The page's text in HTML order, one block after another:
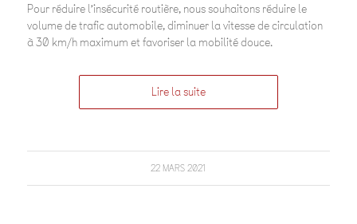
Pour réduire l’insécurité routière, nous souhaitons réduire le
volume de trafic automobile, diminuer la vitesse de circulation
à 30 km/h maximum et favoriser la mobilité douce.
Lire la suite
22 MARS 2021